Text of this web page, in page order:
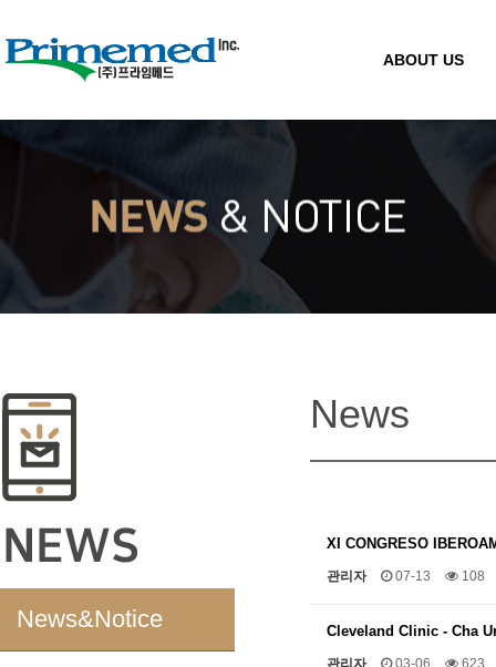
ABOUT US
News&Notice
News
XI CONGRESO
관리자 07-13 108
Cleveland Clinic - Cha
관리자 03-06 623